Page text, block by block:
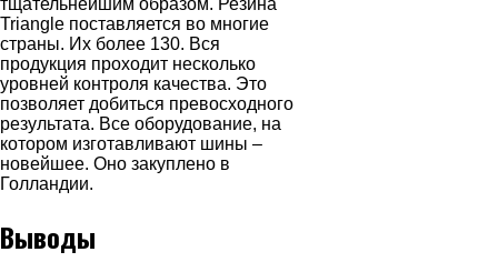
Triangle поставляется во многие
страны. Их более 130. Вся
продукция проходит несколько
уровней контроля качества. Это
позволяет добиться превосходного
результата. Все оборудование, на
котором изготавливают шины –
новейшее. Оно закуплено в
Голландии.
Выводы